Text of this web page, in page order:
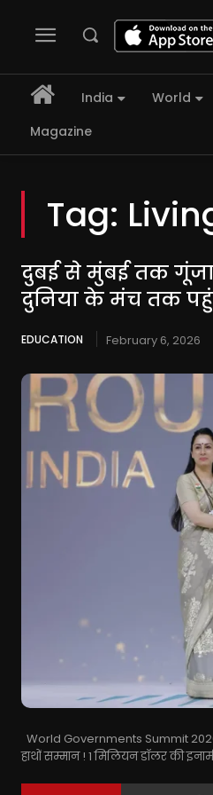
India World
Magazine
Tag:
दुबई से मुंबई तक गूंजा
दुनिया के मंच तक
EDUCATION February 6, 2026
World Governments Summit
हाथों सम्मान ! 1 मिलियन डॉलर की